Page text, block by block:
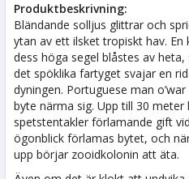
Produktbeskrivning:
Bländande solljus glittrar och
ytan av ett ilsket tropiskt hav. En
dess höga segel blåstes av
det spöklika fartyget svajar en
dyningen. Portuguese man
byte närma sig. Upp till 30 meter
spetstentakler förlamande gift
ögonblick förlamas bytet, och
upp börjar zooidkolonin att äta.